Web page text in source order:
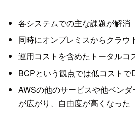
各システムでの主な課題が解消
同時にオンプレミスからクラウ
運用コストを含めたトータルコ
BCPという観点では低コストで
AWSの他のサービスや他ベン
が広がり、自由度が高くなった